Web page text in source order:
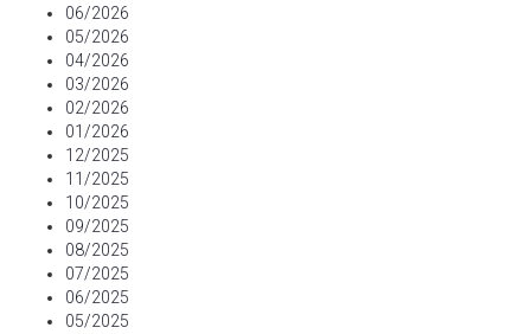
06/2026
05/2026
04/2026
03/2026
02/2026
01/2026
12/2025
11/2025
10/2025
09/2025
08/2025
07/2025
06/2025
05/2025